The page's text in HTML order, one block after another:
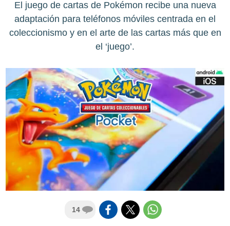
El juego de cartas de Pokémon recibe una nueva
adaptación para teléfonos móviles centrada en el
coleccionismo y en el arte de las cartas más que en
el ‘juego’.
14